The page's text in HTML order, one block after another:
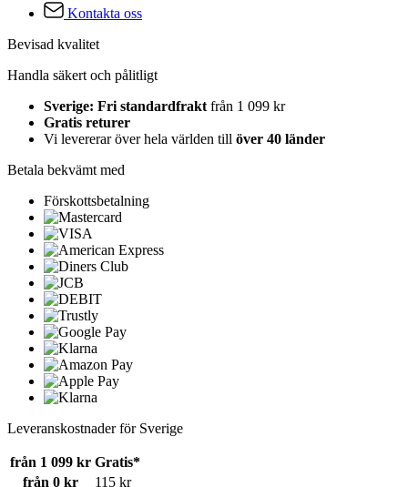
Kontakta oss
Bevisad kvalitet
Handla säkert och pålitligt
Sverige: Fri standardfrakt från 1 099 kr
Gratis returer
Vi levererar över hela världen till över 40 länder
Betala bekvämt med
Förskottsbetalning
Leveranskostnader för Sverige
från 1 099 kr Gratis*
från 0 kr
115 kr